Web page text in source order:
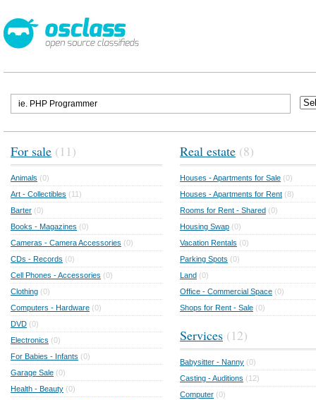
For sale (11)
Animals (0)
Art - Collectibles (11)
Barter (0)
Books - Magazines (0)
Cameras - Camera Accessories (0)
CDs - Records (0)
Cell Phones - Accessories (0)
Clothing (0)
Computers - Hardware (0)
DVD (0)
Electronics (0)
For Babies - Infants (0)
Garage Sale (0)
Health - Beauty (0)
Real estate (8)
Houses - Apartments for Sale (0)
Houses - Apartments for Rent (8)
Rooms for Rent - Shared (0)
Housing Swap (0)
Vacation Rentals (0)
Parking Spots (0)
Land (0)
Office - Commercial Space (0)
Shops for Rent - Sale (0)
Services (12)
Babysitter - Nanny (0)
Casting - Auditions (12)
Computer (0)